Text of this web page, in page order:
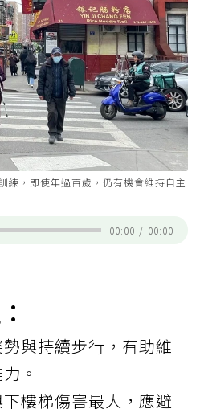
練，即使年過百歲，仍有機會維持自主
00:00 / 00:00
與持續步行，有助維
。
樓梯傷害最大，應避